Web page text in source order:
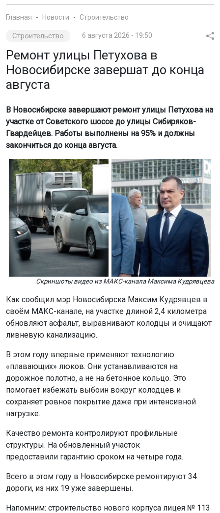
Главная Новости Строительство
Строительство 6 августа 2026 - 19:50
Ремонт улицы Петухова в
Новосибирске завершат до конца
августа
В Новосибирске завершают ремонт улицы Петухова на
участке от Советского шоссе до улицы Сибиряков-
Гвардейцев. Работы выполнены на 95% и должны
закончиться до конца августа.
Скриншоты видео из МАКС-канала Максима Кудрявцева
Как сообщил мэр Новосибирска Максим Кудрявцев в
своём МАКС-канале, на участке длиной 2,4 километра
обновляют асфальт, выравнивают колодцы и очищают
ливневую канализацию.
В этом году впервые применяют технологию
«плавающих» люков. Они устанавливаются на
дорожное полотно, а не на бетонное кольцо. Это
помогает избежать выбоин вокруг колодцев и
сохраняет ровное покрытие даже при интенсивной
нагрузке.
Качество ремонта контролируют профильные
структуры. На обновлённый участок
предоставили гарантию сроком на четыре года.
Всего в этом году в Новосибирске ремонтируют 34
дороги, из них 19 уже завершены.
Напомним: строительство нового корпуса лицея № 113